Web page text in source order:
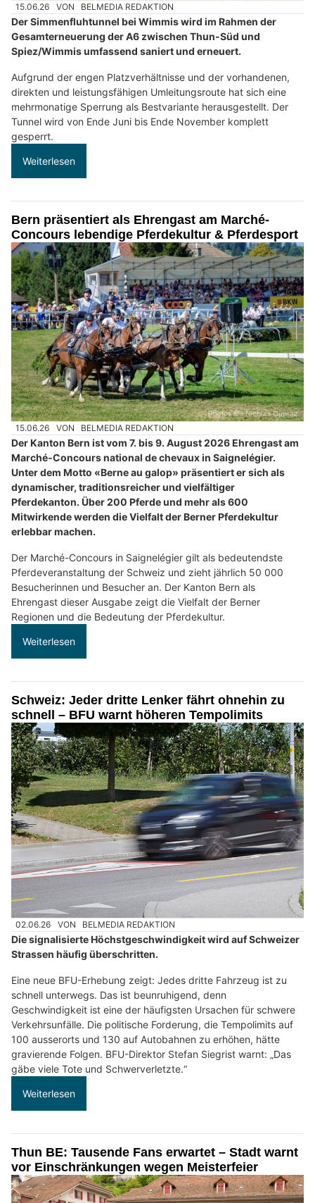
15.06.26 VON BELMEDIA REDAKTION
Der Simmenfluhtunnel bei Wimmis wird im Rahmen der
Gesamterneuerung der A6 zwischen Thun-Süd und
Spiez/Wimmis umfassend saniert und erneuert.
Aufgrund der engen Platzverhältnisse und der vorhandenen,
direkten und leistungsfähigen Umleitungsroute hat sich eine
mehrmonatige Sperrung als Bestvariante herausgestellt. Der
Tunnel wird von Ende Juni bis Ende November komplett
gesperrt.
Weiterlesen
Bern präsentiert als Ehrengast am Marché-
Concours lebendige Pferdekultur & Pferdesport
15.06.26 VON BELMEDIA REDAKTION
Der Kanton Bern ist vom 7. bis 9. August 2026 Ehrengast am
Marché-Concours national de chevaux in Saignelégier.
Unter dem Motto «Berne au galop» präsentiert er sich als
dynamischer, traditionsreicher und vielfältiger
Pferdekanton. Über 200 Pferde und mehr als 600
Mitwirkende werden die Vielfalt der Berner Pferdekultur
erlebbar machen.
Der Marché-Concours in Saignelégier gilt als bedeutendste
Pferdeveranstaltung der Schweiz und zieht jährlich 50 000
Besucherinnen und Besucher an. Der Kanton Bern als
Ehrengast dieser Ausgabe zeigt die Vielfalt der Berner
Regionen und die Bedeutung der Pferdekultur.
Weiterlesen
Schweiz: Jeder dritte Lenker fährt ohnehin zu
schnell – BFU warnt höheren Tempolimits
02.06.26 VON BELMEDIA REDAKTION
Die signalisierte Höchstgeschwindigkeit wird auf Schweizer
Strassen häufig überschritten.
Eine neue BFU-Erhebung zeigt: Jedes dritte Fahrzeug ist zu
schnell unterwegs. Das ist beunruhigend, denn
Geschwindigkeit ist eine der häufigsten Ursachen für schwere
Verkehrsunfälle. Die politische Forderung, die Tempolimits auf
100 ausserorts und 130 auf Autobahnen zu erhöhen, hätte
gravierende Folgen. BFU-Direktor Stefan Siegrist warnt: „Das
gäbe viele Tote und Schwerverletzte.“
Weiterlesen
Thun BE: Tausende Fans erwartet – Stadt warnt
vor Einschränkungen wegen Meisterfeier